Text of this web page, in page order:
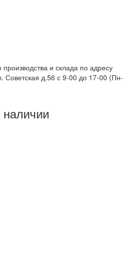
и склада по адресу
Советская д.56 с 9-00 до 17-00 (Пн-